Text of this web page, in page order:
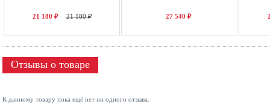
21 180 ₽ 21 180 ₽ 27 540 ₽
Отзывы о товаре
К данному товару пока ещё нет ни одного отзыва.